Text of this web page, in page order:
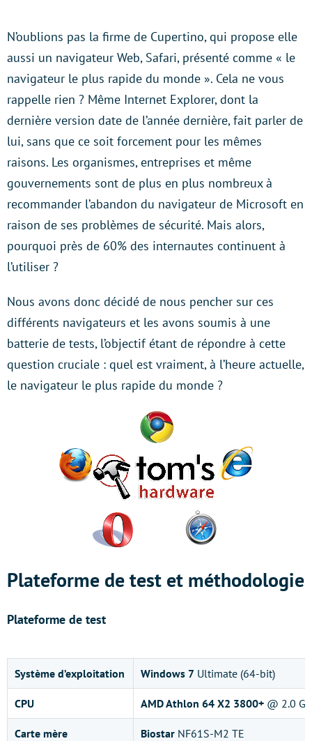
N’oublions pas la firme de Cupertino, qui propose elle
aussi un navigateur Web, Safari, présenté comme « le
navigateur le plus rapide du monde ». Cela ne vous
rappelle rien ? Même Internet Explorer, dont la
dernière version date de l’année dernière, fait parler de
lui, sans que ce soit forcement pour les mêmes
raisons. Les organismes, entreprises et même
gouvernements sont de plus en plus nombreux à
recommander l’abandon du navigateur de Microsoft en
raison de ses problèmes de sécurité. Mais alors,
pourquoi près de 60% des internautes continuent à
l’utiliser ?
Nous avons donc décidé de nous pencher sur ces
différents navigateurs et les avons soumis à une
batterie de tests, l’objectif étant de répondre à cette
question cruciale : quel est vraiment, à l’heure actuelle,
le navigateur le plus rapide du monde ?
Plateforme de test et méthodologie
Plateforme de test
Système d’exploitation Windows 7 Ultimate (64-bit)
CPU AMD Athlon 64 X2 3800+ @ 2.0
Carte mère Biostar NF61S-M2 TE